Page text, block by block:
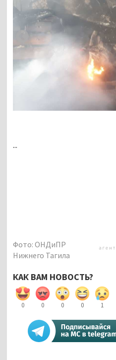
...
Фото: ОНДиПР
Нижнего Тагила
КАК ВАМ НОВОСТЬ?
0 0 0 0 1